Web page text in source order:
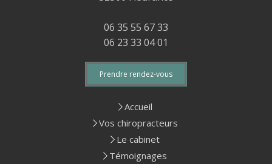
06 35 55 67 33
06 23 33 04 01
Prendre rendez-vous
Accueil
Vos chiropracteurs
Le cabinet
Témoignages